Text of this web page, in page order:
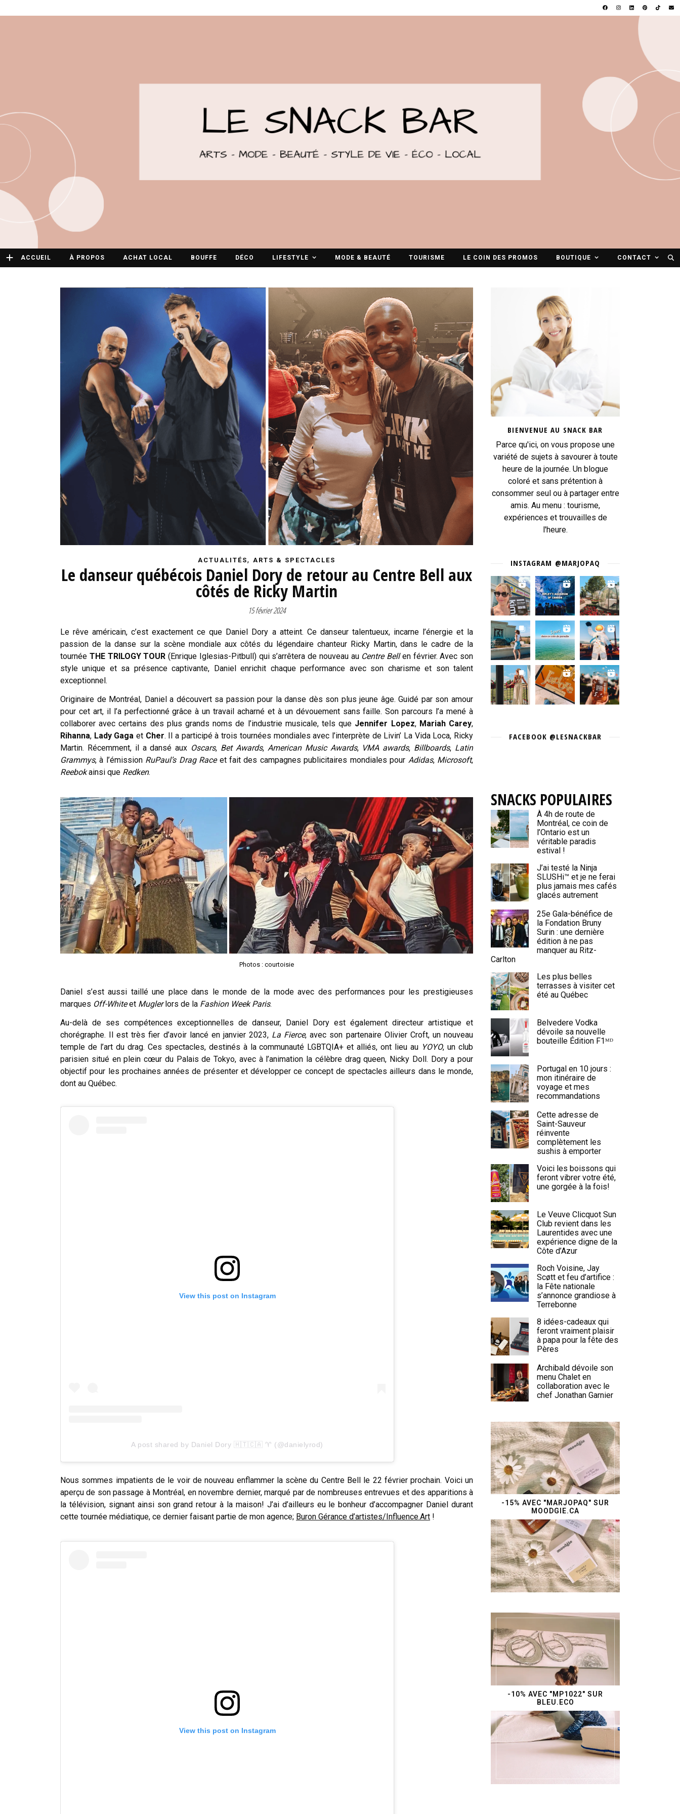
ACCUEIL À PROPOS ACHAT LOCAL BOUFFE DÉCO LIFESTYLE MODE & BEAUTÉ TOURISME LE COIN DES PROMOS BOUTIQUE CONTACT
ACTUALITÉS, ARTS & SPECTACLES
Le danseur québécois Daniel Dory de retour au Centre Bell aux
côtés de Ricky Martin
15 février 2024
Le rêve américain, c’est exactement ce que Daniel Dory a atteint. Ce danseur talentueux, incarne l’énergie et la
passion de la danse sur la scène mondiale aux côtés du légendaire chanteur Ricky Martin, dans le cadre de la
tournée THE TRILOGY TOUR (Enrique Iglesias-Pitbull) qui s’arrêtera de nouveau au Centre Bellen février. Avec son
style unique et sa présence captivante, Daniel enrichit chaque performance avec son charisme et son talent
exceptionnel.
Originaire de Montréal, Daniel a découvert sa passion pour la danse dès son plus jeune âge. Guidé par son amour
pour cet art, il l’a perfectionné grâce à un travail acharné et à un dévouement sans faille. Son parcours l’a mené à
collaborer avec certains des plus grands noms de l’industrie musicale, tels que Jennifer Lopez, Mariah Carey,
Rihanna, Lady Gaga et Cher. Il a participé à trois tournées mondiales avec l’interprète de Livin’ La Vida Loca, Ricky
Martin. Récemment, il a dansé aux Oscars, Bet Awards, American Music Awards, VMA awards, Billboards, Latin
Grammys, à l’émission RuPaul’s Drag Raceet fait des campagnes publicitaires mondiales pour Adidas, Microsoft,
Reebokainsi que Redken.
Photos : courtoisie
Daniel s’est aussi taillé une place dans le monde de la mode avec des performances pour les prestigieuses
marques Off-Whiteet Muglerlors de la Fashion Week Paris.
Au-delà de ses compétences exceptionnelles de danseur, Daniel Dory est également directeur artistique et
chorégraphe. Il est très fier d’avoir lancé en janvier 2023, La Fierce, avec son partenaire Olivier Croft, un nouveau
temple de l’art du drag. Ces spectacles, destinés à la communauté LGBTQIA+ et alliés, ont lieu au YOYO, un club
parisien situé en plein cœur du Palais de Tokyo, avec à l’animation la célèbre drag queen, Nicky Doll. Dory a pour
objectif pour les prochaines années de présenter et développer ce concept de spectacles ailleurs dans le monde,
dont au Québec.
View this post on Instagram
A post shared by Daniel Dory 🇭🇹🇨🇦 ♈️ (@danielyrod)
Nous sommes impatients de le voir de nouveau enflammer la scène du Centre Bell le 22 février prochain. Voici un
aperçu de son passage à Montréal, en novembre dernier, marqué par de nombreuses entrevues et des apparitions à
la télévision, signant ainsi son grand retour à la maison! J’ai d’ailleurs eu le bonheur d’accompagner Daniel durant
cette tournée médiatique, ce dernier faisant partie de mon agence; Buron Gérance d’artistes/Influence.Art !
View this post on Instagram
BIENVENUE AU SNACK BAR
Parce qu'ici, on vous propose une
variété de sujets à savourer à toute
heure de la journée. Un blogue
coloré et sans prétention à
consommer seul ou à partager entre
amis. Au menu : tourisme,
expériences et trouvailles de
l'heure.
INSTAGRAM @MARJOPAQ
FACEBOOK @LESNACKBAR
SNACKS POPULAIRES
À 4h de route de
Montréal, ce coin de
l’Ontario est un
véritable paradis
estival !
J’ai testé la Ninja
SLUSHi™ et je ne ferai
plus jamais mes cafés
glacés autrement
25e Gala-bénéfice de
la Fondation Bruny
Surin : une dernière
édition à ne pas
manquer au Ritz-
Carlton
Les plus belles
terrasses à visiter cet
été au Québec
Belvedere Vodka
dévoile sa nouvelle
bouteille Édition F1ᴹᴰ
Portugal en 10 jours :
mon itinéraire de
voyage et mes
recommandations
Cette adresse de
Saint-Sauveur
réinvente
complètement les
sushis à emporter
Voici les boissons qui
feront vibrer votre été,
une gorgée à la fois!
Le Veuve Clicquot Sun
Club revient dans les
Laurentides avec une
expérience digne de la
Côte d’Azur
Roch Voisine, Jay
Scøtt et feu d’artifice :
la Fête nationale
s’annonce grandiose à
Terrebonne
8 idées-cadeaux qui
feront vraiment plaisir
à papa pour la fête des
Pères
Archibald dévoile son
menu Chalet en
collaboration avec le
chef Jonathan Garnier
-15% AVEC "MARJOPAQ" SUR
MOODGIE.CA
-10% AVEC "MP1022" SUR
BLEU.ECO